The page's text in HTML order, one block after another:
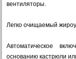
вентиляторы.
Легко очищаемый
Автоматическое
основанию кастрюли